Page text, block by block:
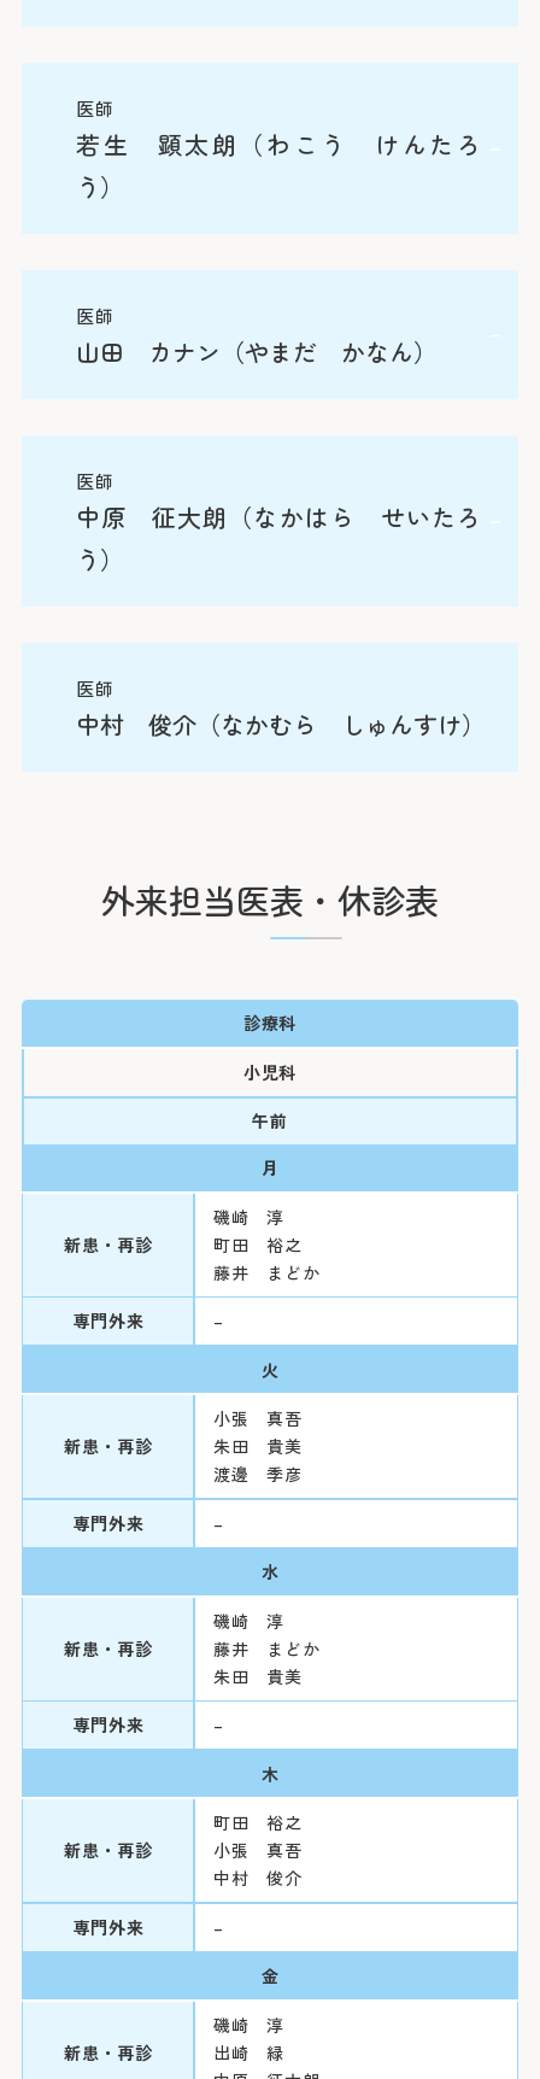
医師免許取得年：1998年
日本感染症学会感染症専門医・指導医
トロールドクター）
医師免許取得年：2001年
専門医・認定医・指導医（資格）：
アレルギー
経歴
専門医・認定医・指導医（資格）：
NCPRプロバイダー
日本救急医学会救急科専門医
日本アレルギー学会アレルギー専門医（小児科）
小児科一般
専門医・認定医・指導医（資格）：
日本専門医機構認定小児科専門医
がん診療に携わる医師に対する緩和ケア研修修了
医師免許取得年：2017年
専門医・認定医・指導医（資格）：
日本小児科医会認定「こどもの心」相談医
日本専門医機構認定小児科専門医
厚生労働省こころの健康づくり対策事業児童・思
春期精神保健研修「児童・思春期精神保健対策医
療従事者専門研修」修了
医師
若生 顕太朗（わこう けんたろ
う）
専門分野
小児科一般
出身大学：東京医科歯科大学（東京科学大学）
医師免許取得年：2014年
医師
山田 カナン（やまだ かなん）
専門分野
小児科一般
医師免許取得年：2020年
医師
中原 征大朗（なかはら せいたろ
う）
専門分野
小児科一般
医師免許取得年：2020年
日本専門医機構認定小児科専門医
がん診療に携わる医師に対する緩和ケア研修修了
医師
中村 俊介（なかむら しゅんすけ）
外来担当医表・休診表
診療科
小児科
午前
月
新患・再診
磯崎 淳
町田 裕之
藤井 まどか
専門外来 –
火
新患・再診
小張 真吾
朱田 貴美
渡邊 季彦
専門外来 –
水
新患・再診
磯崎 淳
藤井 まどか
朱田 貴美
専門外来 –
木
新患・再診
町田 裕之
小張 真吾
中村 俊介
専門外来 –
金
新患・再診
磯崎 淳
出崎 緑